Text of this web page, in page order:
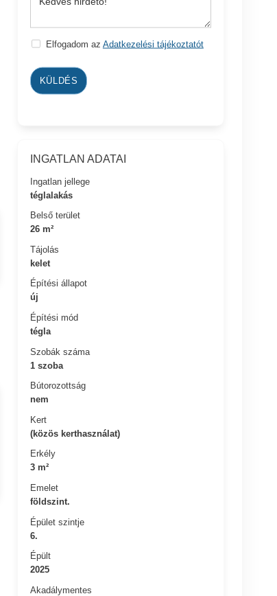
Elfogadom az Adatkezelési tájékoztatót
KÜLDÉS
INGATLAN ADATAI
Ingatlan jellege
téglalakás
Belső terület
26 m²
Tájolás
kelet
Építési állapot
új
Építési mód
tégla
Szobák száma
1 szoba
Bútorozottság
nem
Kert
(közös kerthasználat)
Erkély
3 m²
Emelet
földszint.
Épület szintje
6.
Épült
2025
Akadálymentes